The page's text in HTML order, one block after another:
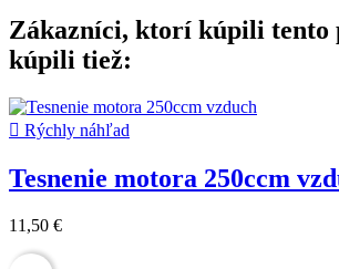
Zákazníci, ktorí kúpili tento
kúpili tiež:
 Rýchly náhľad
Tesnenie motora 250ccm
11,50 €